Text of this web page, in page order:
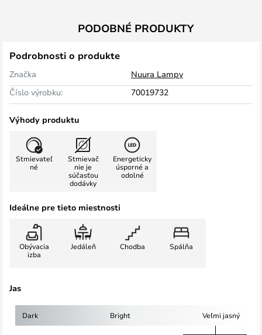
PODOBNÉ PRODUKTY
Podrobnosti o produkte
Značka
Nuura Lampy
Číslo výrobku:
70019732
Výhody produktu
Stmievateľ
né
Stmievač
nie je
súčasťou
dodávky
Energeticky
úsporné a
odolné
Ideálne pre tieto miestnosti
Obývacia
izba
Jedáleň Chodba Spálňa
Jas
Dark Bright Veľmi jasný